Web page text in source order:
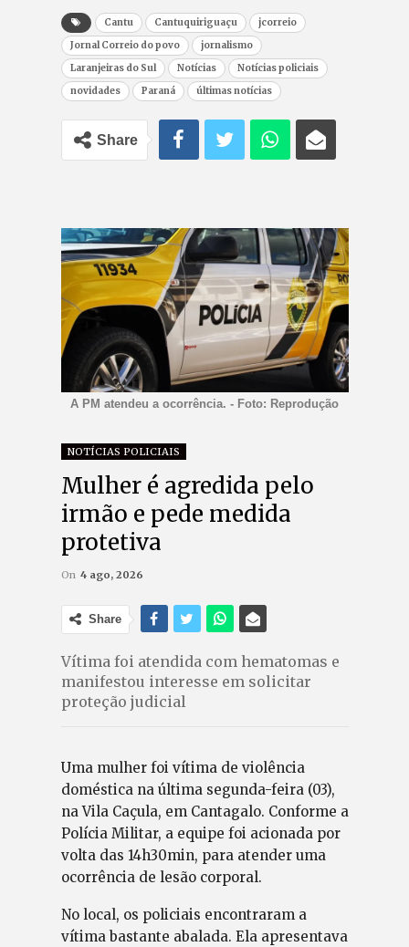
Cantu Cantuquiriguaçu
jcorreio
Jornal Correio do povo
jornalismo
Laranjeiras do Sul
Notícias
Notícias policiais
novidades
Paraná últimas notícias
Share
A PM atendeu a ocorrência. - Foto: Reprodução
NOTÍCIAS POLICIAIS
Mulher é agredida pelo
irmão e pede medida
protetiva
On 4 ago, 2026
Share
Vítima foi atendida com hematomas e
manifestou interesse em solicitar
proteção judicial
Uma mulher foi vítima de violência
doméstica na última segunda-feira (03),
na Vila Caçula, em Cantagalo. Conforme a
Polícia Militar, a equipe foi acionada por
volta das 14h30min, para atender uma
ocorrência de lesão corporal.
No local, os policiais encontraram a
vítima bastante abalada. Ela apresentava